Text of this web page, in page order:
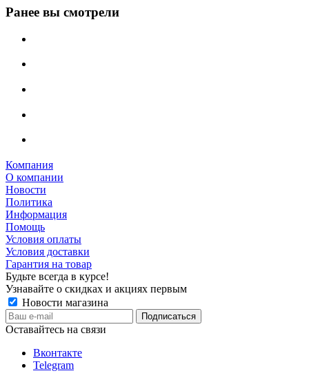
Ранее вы смотрели
Компания
О компании
Новости
Политика
Информация
Помощь
Условия оплаты
Условия доставки
Гарантия на товар
Будьте всегда в курсе!
Узнавайте о скидках и акциях первым
Новости магазина
Оставайтесь на связи
Вконтакте
Telegram